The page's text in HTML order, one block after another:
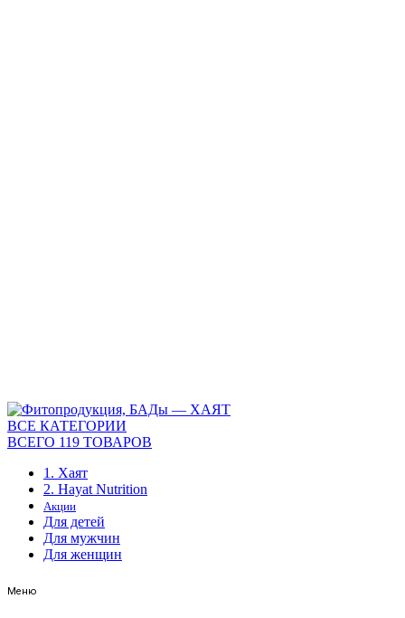
ВСЕ КАТЕГОРИИ
ВСЕГО 119 ТОВАРОВ
1. Хаят
2. Hayat Nutrition
Акции
Для детей
Для мужчин
Для женщин
Меню